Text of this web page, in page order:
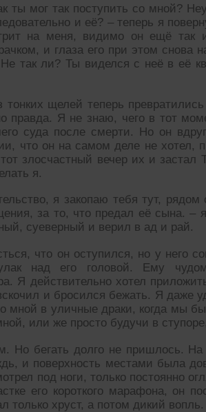
ты мог так поступить со мной?
и её? – теперь я
на меня, видимо он ещё
и глаза его при этом
так ли? Ты виделся с неё в её
тонких щелей теперь
правда. Я не знаю, чего в тот
суда после смерти. Но он
что он на самом деле не хотел,
злосчастный вечер их и застал
я.
я закопаю тебя тут,
за то, что предал её сына.
суеверный и верил в ад и рай.
что он оступился, но у него
над его головой. Ему
Я действительно хотел
и бросился бежать. Я даже
мной в уличные драки, когда мы
или же просто будучи в
Но бегать долго не пришлось.
и поверхность местами была
под ноги, только постоянно
его короткого марафона, он
только хруст, а потом дикий вопль.